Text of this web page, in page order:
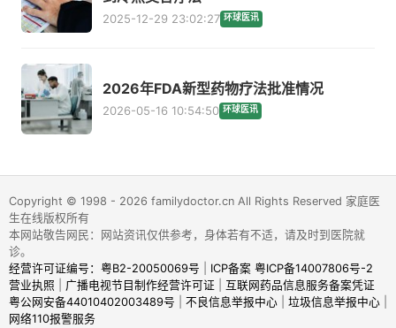
2025-12-29 23:02:27 环球医讯
2026年FDA新型药物疗法批准情况
2026-05-16 10:54:50 环球医讯
Copyright © 1998 - 2026 familydoctor.cn All Rights Reserved 家庭医
生在线版权所有
本网站敬告网民：网站资讯仅供参考，身体若有不适，请及时到医院就
诊。
经营许可证编号：粤B2-20050069号
ICP备案 粤ICP备14007806号-2
营业执照
广播电视节目制作经营许可证
互联网药品信息服务备案凭证
粤公网安备44010402003489号
不良信息举报中心| 垃圾信息举报中心|
网络110报警服务